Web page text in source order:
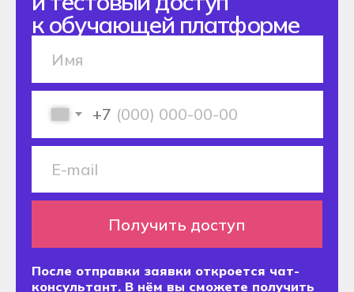
© 2025 Алматы, ул. Маметовой, 67
Команда
+77750070377